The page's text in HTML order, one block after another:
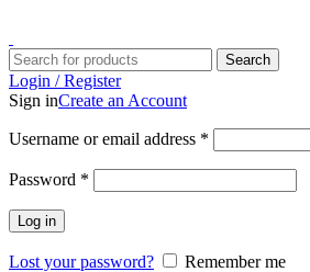
Search
Login / Register
Sign inCreate an Account
Username or email address *
Password *
Log in
Lost your password?
Remember me